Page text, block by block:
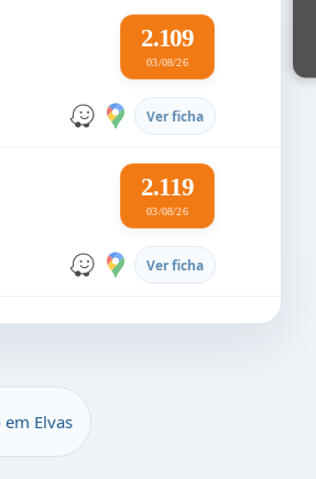
2.109
03/08/26
Ver ficha
2.119
03/08/26
Ver ficha
Elvas